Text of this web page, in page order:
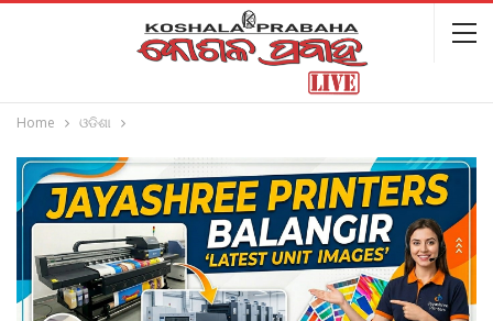
Home ଓଡିଶା